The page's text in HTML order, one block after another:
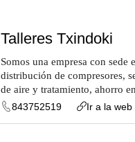
Talleres Txindoki
Somos una empresa con
distribución de compresores,
de aire y tratamiento, ahorro
843752519
Ir a la web